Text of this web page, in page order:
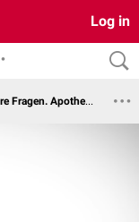
Log in
gerne gesund - Die Experten-Antwort auf eure Fragen. Apotheker Steffen Kuhnert